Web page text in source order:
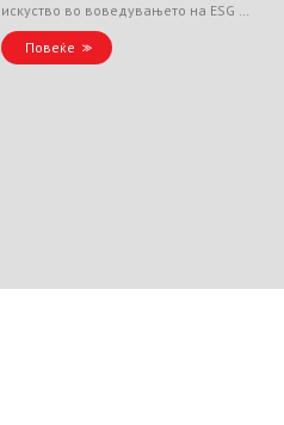
искуство во воведувањето на ESG …
Повеќе